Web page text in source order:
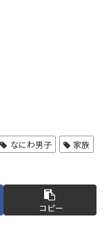
なにわ男子
家族
コピー